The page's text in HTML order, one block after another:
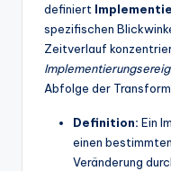
definiert
spezifischen
Zeitverlauf
Abfolge der
Definition: Ein
einen
Veränderung